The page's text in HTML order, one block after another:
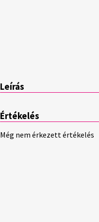
Leírás
Értékelés
Még nem érkezett értékelés